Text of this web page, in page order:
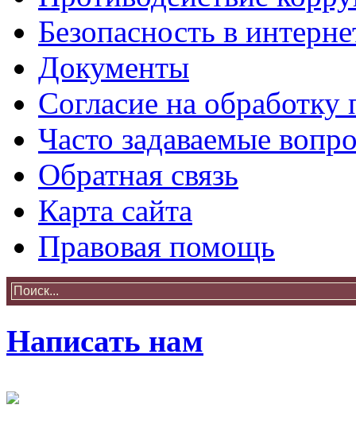
Безопасность в
Документы
Согласие на
Часто задаваемые
Обратная связь
Карта сайта
Правовая помощь
Написать нам